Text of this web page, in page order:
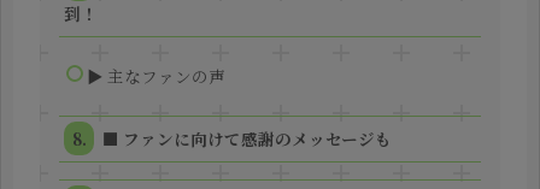
到！
▶ 主なファンの声
■ ファンに向けて感謝のメッセージも